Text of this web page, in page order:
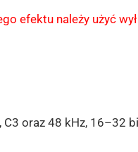
efektu należy użyć
oraz 48 kHz, 16–32